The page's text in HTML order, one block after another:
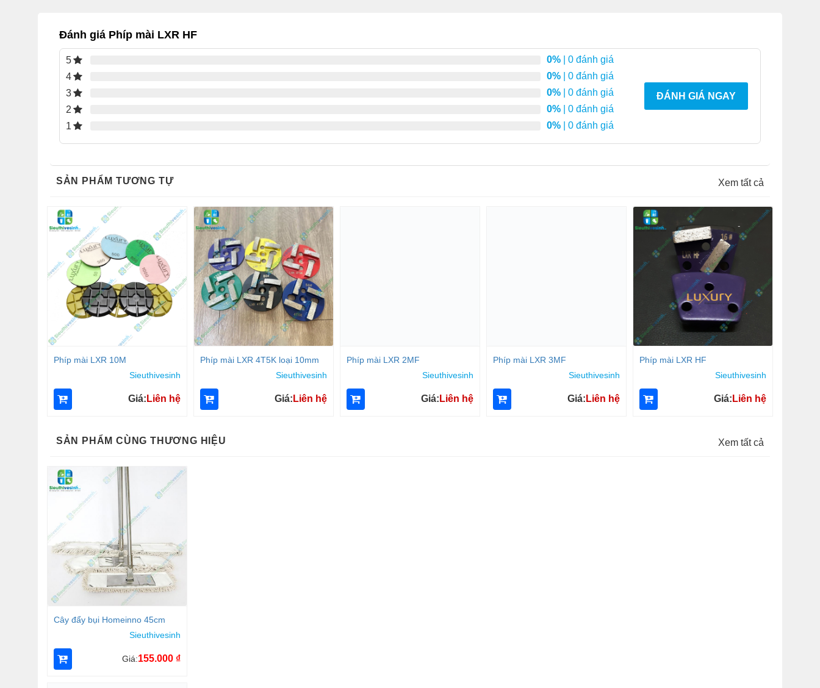
Đánh giá Phíp mài LXR HF
5 0% | 0 đánh giá
4
0% | 0 đánh giá
3
0% | 0 đánh giá
2
0% | 0 đánh giá
1
0% | 0 đánh giá
ĐÁNH GIÁ NGAY
SẢN PHẨM TƯƠNG TỰ Xem tất cả
Phíp mài LXR 10M
Sieuthivesinh
Giá: Liên hệ
Phíp mài LXR 4T5K loại 10mm
Sieuthivesinh
Giá: Liên hệ
Phíp mài LXR 2MF
Sieuthivesinh
Giá: Liên hệ
Phíp mài LXR 3MF
Sieuthivesinh
Giá: Liên hệ
Phíp mài LXR HF
Sieuthivesinh
Giá: Liên hệ
SẢN PHẨM CÙNG THƯƠNG HIỆU Xem tất cả
Cây đẩy bụi Homeinno 45cm
Sieuthivesinh
Giá:155.000 ₫